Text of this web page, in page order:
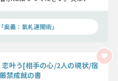
義：氣札運開術」
叶う[相手の心/2人の現状/宿
禁成就の書